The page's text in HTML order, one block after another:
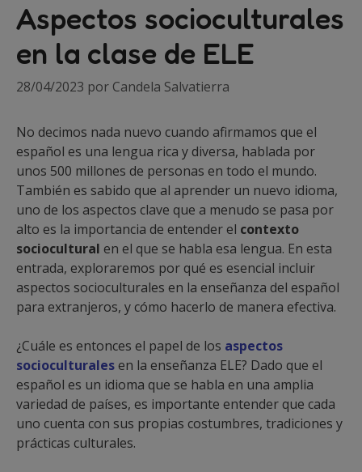
Aspectos socioculturales
en la clase de ELE
28/04/2023 por Candela Salvatierra
No decimos nada nuevo cuando afirmamos que el
español es una lengua rica y diversa, hablada por
unos 500 millones de personas en todo el mundo.
También es sabido que al aprender un nuevo idioma,
uno de los aspectos clave que a menudo se pasa por
alto es la importancia de entender el contexto
sociocultural en el que se habla esa lengua. En esta
entrada, exploraremos por qué es esencial incluir
aspectos socioculturales en la enseñanza del español
para extranjeros, y cómo hacerlo de manera efectiva.
¿Cuále es entonces el papel de los aspectos
socioculturalesen la enseñanza ELE? Dado que el
español es un idioma que se habla en una amplia
variedad de países, es importante entender que cada
uno cuenta con sus propias costumbres, tradiciones y
prácticas culturales.